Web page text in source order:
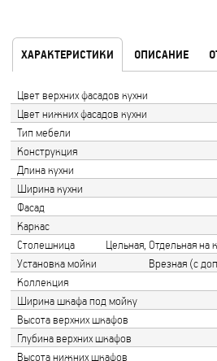
ХАРАКТЕРИСТИКИ ОПИСАНИЕ
Цвет верхних фасадов кухни
Цвет нижних фасадов кухни
Тип мебели
Конструкция
Длина кухни
Ширина кухни
Фасад
Каркас
Столешница
Цельная, Отдельная
Установка мойки
Врезная (с
Коллекция
Ширина шкафа под мойку
Высота верхних шкафов
Глубина верхних шкафов
Высота нижних шкафов